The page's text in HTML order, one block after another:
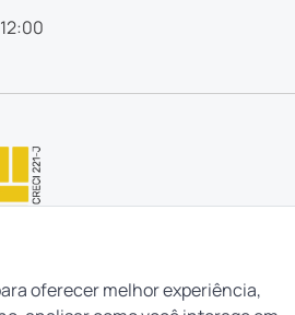
oferecer melhor experiência,